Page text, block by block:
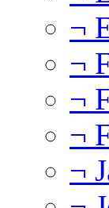
¬
¬
¬
¬
¬